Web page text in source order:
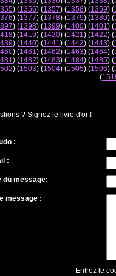
) (1356) (1357) (1358) (1359) (
) (1377) (1378) (1379) (1380) (
) (1398) (1399) (1400) (1401) (
) (1419) (1420) (1421) (1422) (
) (1440) (1441) (1442) (1443) (
) (1461) (1462) (1463) (1464) (
) (1482) (1483) (1484) (1485) (
) (1503) (1504) (1505) (1506) (
(
? Signez le livre d'or !
:
:
du message:
message :
Entrez le